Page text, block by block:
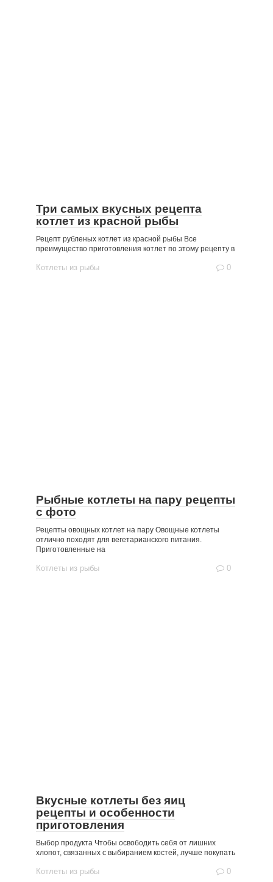
Три самых вкусных рецепта
котлет из красной рыбы
Рецепт рубленых котлет из красной рыбы Все
преимущество приготовления котлет по этому рецепту в
Котлеты из рыбы 0
Рыбные котлеты на пару рецепты
с фото
Рецепты овощных котлет на пару Овощные котлеты
отлично походят для вегетарианского питания.
Приготовленные на
Котлеты из рыбы 0
Вкусные котлеты без яиц
рецепты и особенности
приготовления
Выбор продукта Чтобы освободить себя от лишних
хлопот, связанных с выбиранием костей, лучше покупать
Котлеты из рыбы 0